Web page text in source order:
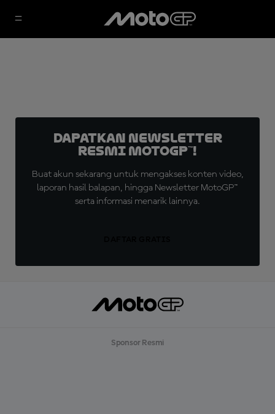
Dapatkan Newsletter
Resmi MotoGP™!
Buat akun sekarang untuk mengakses konten video,
laporan hasil balapan, hingga Newsletter MotoGP™
serta informasi menarik lainnya.
Sponsor Resmi